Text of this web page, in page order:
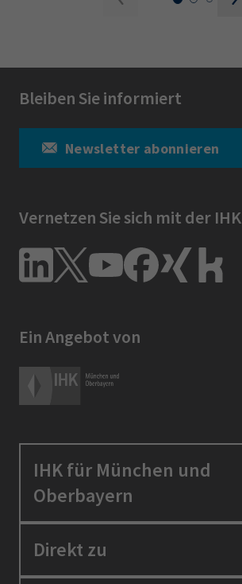
Bleiben Sie informiert
Newsletter abonnieren
Vernetzen Sie sich mit der IHK
Ein Angebot von
IHK für München und
Oberbayern
Standortpolitik
Ausbildung und Fortbildung
Direkt zu